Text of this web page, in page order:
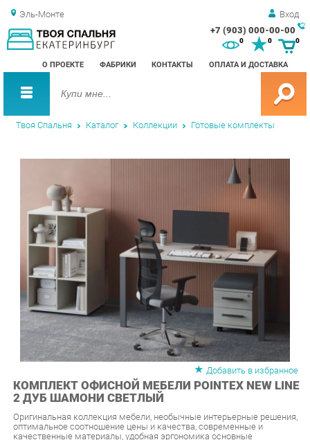
Эль-Монте Вход
+7 (903) 000-00-00
О ПРОЕКТЕ ФАБРИКИ КОНТАКТЫ ОПЛАТА И ДОСТАВКА
0 0
Твоя Спальня Каталог Коллекции Готовые комплекты
Добавить в избранное
КОМПЛЕКТ ОФИСНОЙ МЕБЕЛИ POINTEX NEW LINE
2 ДУБ ШАМОНИ СВЕТЛЫЙ
Оригинальная коллекция мебели, необычные интерьерные решения,
качественные материалы, удобная эргономика основные
преимущества серии New Line от мебельной фабрики Pointex